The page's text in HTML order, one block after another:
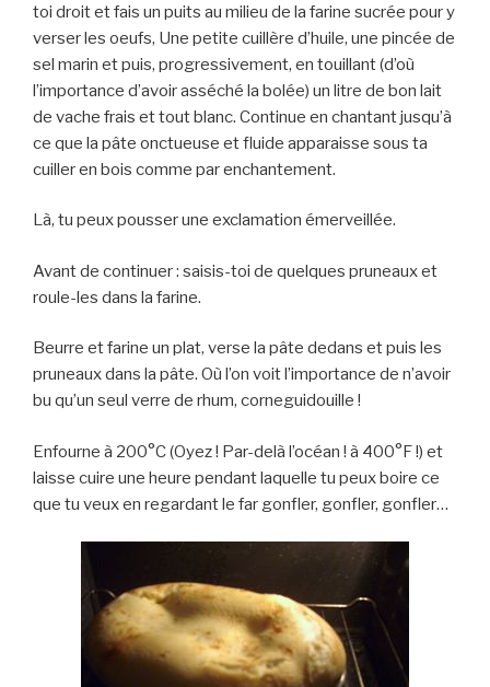
toi droit et fais un puits au milieu de la farine sucrée pour y
verser les oeufs, Une petite cuillère d’huile, une pincée de
sel marin et puis, progressivement, en touillant (d’où
l’importance d’avoir asséché la bolée) un litre de bon lait
de vache frais et tout blanc. Continue en chantant jusqu’à
ce que la pâte onctueuse et fluide apparaisse sous ta
cuiller en bois comme par enchantement.
Là, tu peux pousser une exclamation émerveillée.
Avant de continuer : saisis-toi de quelques pruneaux et
roule-les dans la farine.
Beurre et farine un plat, verse la pâte dedans et puis les
pruneaux dans la pâte. Où l’on voit l’importance de n’avoir
bu qu’un seul verre de rhum, corneguidouille !
Enfourne à 200°C (Oyez ! Par-delà l’océan ! à 400°F !) et
laisse cuire une heure pendant laquelle tu peux boire ce
que tu veux en regardant le far gonfler, gonfler, gonfler…